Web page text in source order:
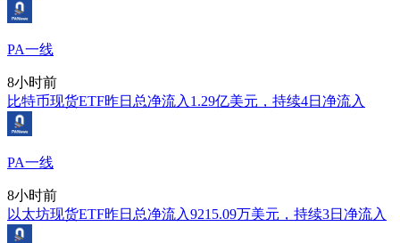
PA一线
8小时前
比特币现货ETF昨日总净流入1.29亿美元，持续4日净流入
PA一线
8小时前
以太坊现货ETF昨日总净流入9215.09万美元，持续3日净流入